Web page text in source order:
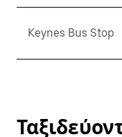
Keynes Bus Stop